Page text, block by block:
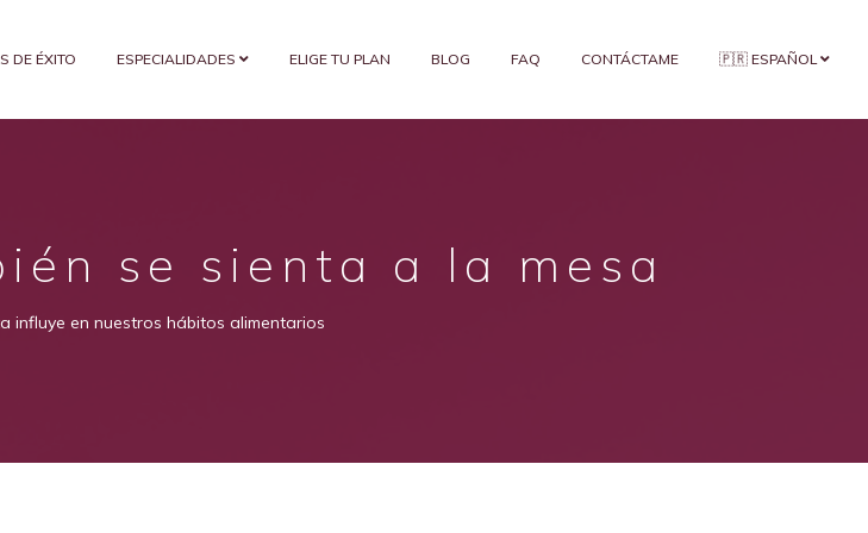
DE ÉXITO ESPECIALIDADES ELIGE TU PLAN BLOG FAQ CONTÁCTAME 🇵🇷 ESPAÑOL
se sienta a la mesa
influye en nuestros hábitos alimentarios